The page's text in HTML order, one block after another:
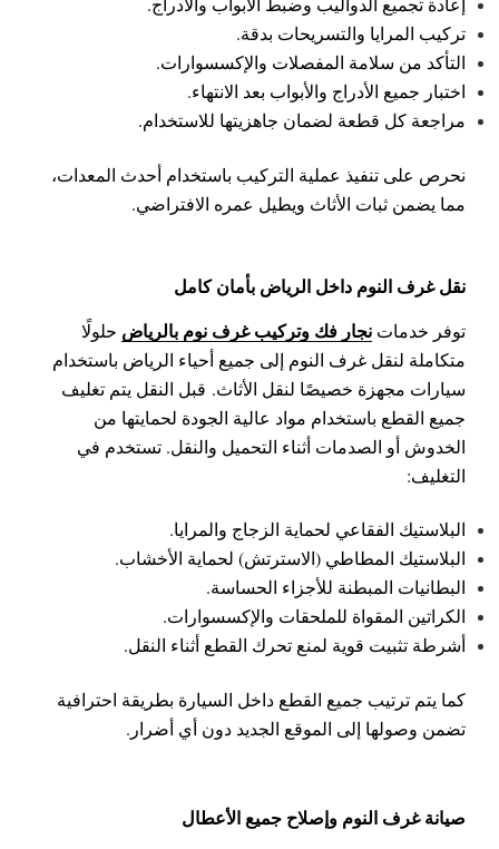
تركيب المرايا والتسريحات بدقة.
التأكد من سلامة المفصلات والإكسسوارات.
اختبار جميع الأدراج والأبواب بعد الانتهاء.
مراجعة كل قطعة لضمان جاهزيتها للاستخدام.
نحرص على تنفيذ عملية التركيب باستخدام أحدث المعدات،
مما يضمن ثبات الأثاث ويطيل عمره الافتراضي.
نقل غرف النوم داخل الرياض بأمان كامل
توفر خدمات نجار فك وتركيب غرف نوم بالرياض حلولًا
متكاملة لنقل غرف النوم إلى جميع أحياء الرياض باستخدام
سيارات مجهزة خصيصًا لنقل الأثاث. قبل النقل يتم تغليف
جميع القطع باستخدام مواد عالية الجودة لحمايتها من
الخدوش أو الصدمات أثناء التحميل والنقل. تستخدم في
التغليف:
البلاستيك الفقاعي لحماية الزجاج والمرايا.
البلاستيك المطاطي (الاسترتش) لحماية الأخشاب.
البطانيات المبطنة للأجزاء الحساسة.
الكراتين المقواة للملحقات والإكسسوارات.
أشرطة تثبيت قوية لمنع تحرك القطع أثناء النقل.
كما يتم ترتيب جميع القطع داخل السيارة بطريقة احترافية
تضمن وصولها إلى الموقع الجديد دون أي أضرار.
صيانة غرف النوم وإصلاح جميع الأعطال